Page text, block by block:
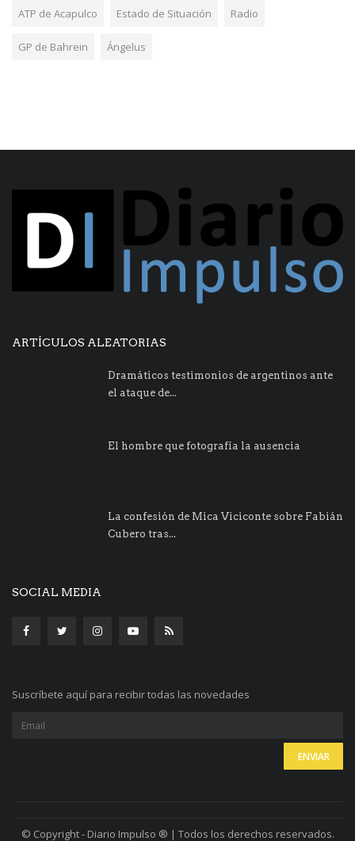
ATP de Acapulco Estado de Situación Radio
GP de Bahrein Ángelus
ARTÍCULOS ALEATORIAS
Dramáticos testimonios de argentinos ante
el ataque de...
El hombre que fotografía la ausencia
La confesión de Mica Viciconte sobre Fabián
Cubero tras...
SOCIAL MEDIA
Suscríbete aquí para recibir todas las novedades
© Copyright - Diario Impulso ® | Todos los derechos reservados.